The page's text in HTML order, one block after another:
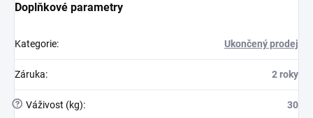
Doplňkové parametry
Kategorie: Ukončený prodej
Záruka: 2 roky
? Váživost (kg): 30